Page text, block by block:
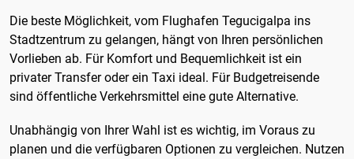
Die beste Möglichkeit, vom Flughafen Tegucigalpa ins
Stadtzentrum zu gelangen, hängt von Ihren persönlichen
Vorlieben ab. Für Komfort und Bequemlichkeit ist ein
privater Transfer oder ein Taxi ideal. Für Budgetreisende
sind öffentliche Verkehrsmittel eine gute Alternative.
Unabhängig von Ihrer Wahl ist es wichtig, im Voraus zu
planen und die verfügbaren Optionen zu vergleichen. Nutzen